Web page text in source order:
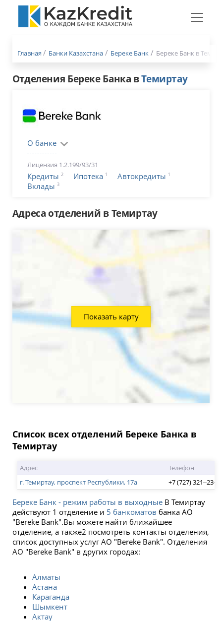
Меню
Главная Банки Казахстана Береке Банк Береке Банк в
Отделения Береке Банка вТемиртау
О банке
Лицензия 1.2.199/93/31
Кредиты 2 Ипотека 1 Автокредиты 1
Вклады 3
Адреса отделений в Темиртау
Показать карту
Список всех отделений Береке Банка в
Темиртау
Адрес
Телефон
г. Темиртау, проспект Республики, 17а
+7 (727)
Береке Банк - режим работы в выходныеВ Темиртау
действуют 1 отделение и 5 банкоматов банка АО
"Bereke Bank".Вы можете найти ближайшее
отделение, а также2 посмотреть контакты отделения,
список доступных услуг АО "Bereke Bank". Отделения
АО "Bereke Bank" в других городах:
Алматы
Астана
Караганда
Шымкент
Актау